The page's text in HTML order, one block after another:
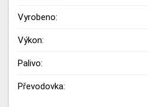
Vyrobeno:
Výkon:
Palivo:
Převodovka: